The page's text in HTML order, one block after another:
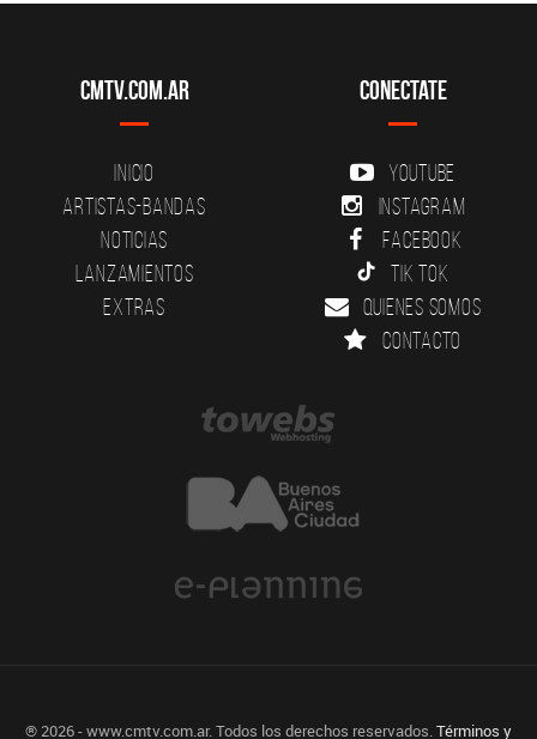
CMTV.com.ar
Inicio
Artistas-Bandas
Noticias
Lanzamientos
Extras
Conectate
YouTube
Instagram
Facebook
Tik Tok
Quienes somos
Contacto
® 2026 - www.cmtv.com.ar. Todos los derechos reservados.Términos y